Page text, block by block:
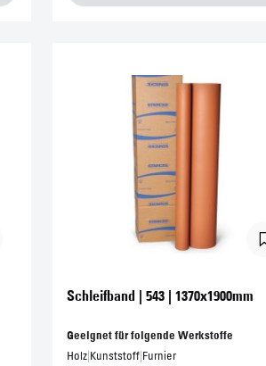
Schleifband | 543 | 1370x1900mm
Geeignet für folgende Werkstoffe
Holz|Kunststoff|Furnier